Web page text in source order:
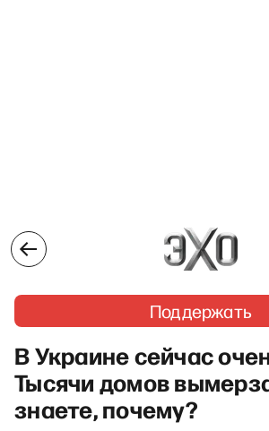
Поддержать
В Украине сейчас
Тысячи домов
знаете, почему?